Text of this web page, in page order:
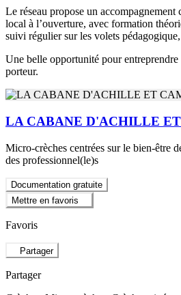
Le réseau propose un accompagnement
local à l’ouverture, avec formation
suivi régulier sur les volets
Une belle opportunité pour entreprendre
porteur.
LA CABANE D'ACHILLE
Micro-crèches centrées sur le bien-être
des professionnel(le)s
Documentation gratuite
Mettre en favoris
Favoris
Partager
Partager